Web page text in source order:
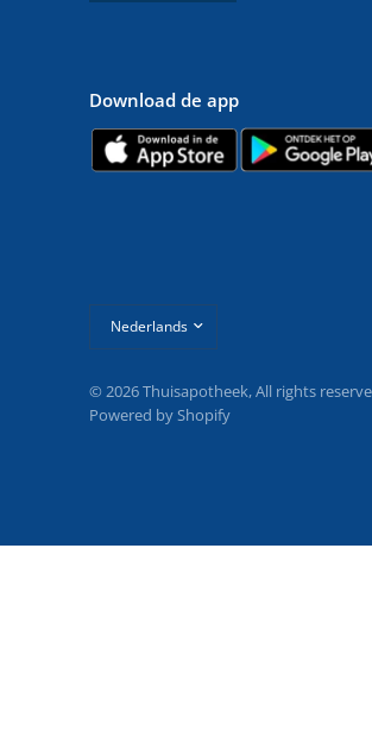
Download de app
bijwerken
© 2026 Thuisapotheek, All rights
Powered by Shopify